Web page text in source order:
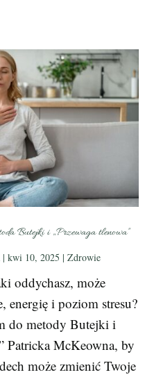
Butejki i „Przewaga tlenowa”
|kwi 10, 2025 |Zdrowie
oddychasz, może
energię i poziom stresu?
do metody Butejki i
Patricka McKeowna, by
może zmienić Twoje